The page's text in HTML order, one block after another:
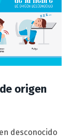
origen
desconocido